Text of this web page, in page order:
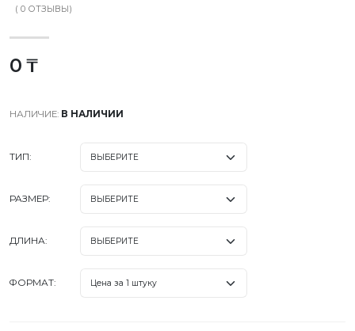
( 0 ОТЗЫВЫ)
0 ₸
НАЛИЧИЕ: В НАЛИЧИИ
ТИП:
РАЗМЕР:
ДЛИНА:
ФОРМАТ: